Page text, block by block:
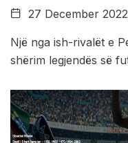
27 December 2022
Një nga ish-rivalët e
shërim legjendës së